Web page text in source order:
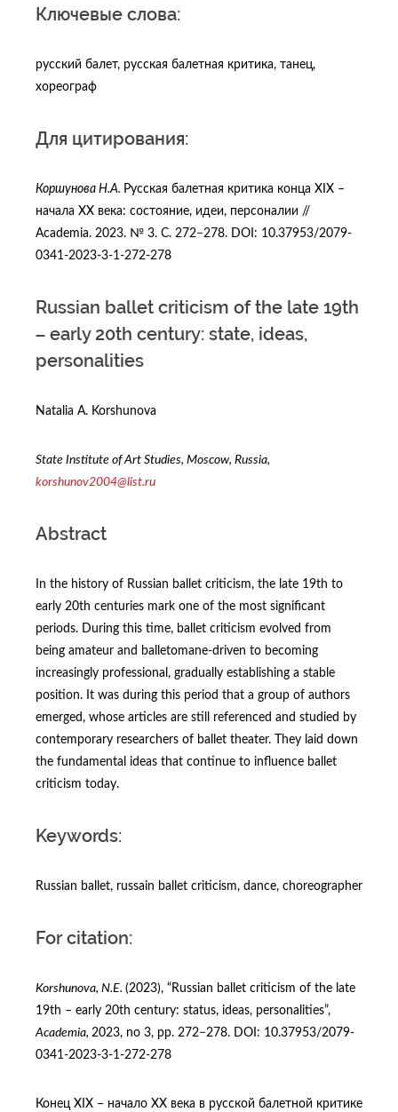
Ключевые слова:
русский балет, русская балетная критика, танец,
хореограф
Для цитирования:
Коршунова Н.А. Русская балетная критика конца XIX –
начала XX века: состояние, идеи, персоналии //
Academia. 2023. № 3. С. 272−278. DOI: 10.37953/2079-
0341-2023-3-1-272-278
Russian ballet criticism of the late 19th
– early 20th century: state, ideas,
personalities
Natalia A. Korshunova
State Institute of Art Studies, Moscow, Russia,
korshunov2004@list.ru
Abstract
In the history of Russian ballet criticism, the late 19th to
early 20th centuries mark one of the most significant
periods. During this time, ballet criticism evolved from
being amateur and balletomane-driven to becoming
increasingly professional, gradually establishing a stable
position. It was during this period that a group of authors
emerged, whose articles are still referenced and studied by
contemporary researchers of ballet theater. They laid down
the fundamental ideas that continue to influence ballet
criticism today.
Keywords:
Russian ballet, russain ballet criticism, dance, choreographer
For citation:
Korshunova, N.E. (2023), “Russian ballet criticism of the late
19th – early 20th century: status, ideas, personalities”,
Academia, 2023, no 3, pp. 272−278. DOI: 10.37953/2079-
0341-2023-3-1-272-278
Конец XIX – начало ХХ века в русской балетной критике